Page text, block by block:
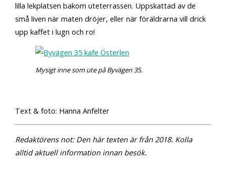
lilla lekplatsen bakom uteterrassen. Uppskattad av de
små liven när maten dröjer, eller när föräldrarna vill drick
upp kaffet i lugn och ro!
Mysigt inne som ute på Byvägen 35.
Text & foto: Hanna Anfelter
Redaktörens not: Den här texten är från 2018. Kolla
alltid aktuell information innan besök.